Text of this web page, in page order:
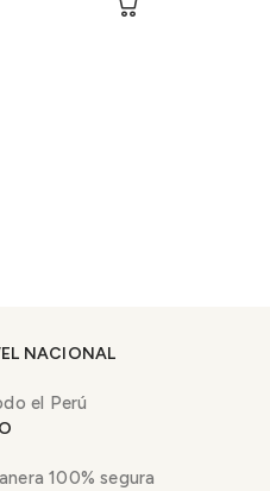
NACIONAL
el Perú
100% segura